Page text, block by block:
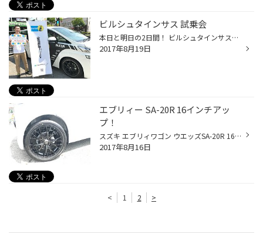
ビルシュタインサス 試乗会
本日と明日の2日間！ ビルシュタインサスB14装着車ヴェルファイアの試乗会を開催中です！ ローダウン、ふらつきを抑え、安定感バツグンの走りを試乗してみて下さい。
2017年8月19日
エブリィー SA-20R 16インチアッ
プ！
スズキ エブリィワゴン ウエッズSA-20R 16インチアップ！新しいブラッククリアー塗装が高級感溢れてます。 タイヤは、プレイズPX-C装着！ふらつきを抑え直進性もバツグンです！
2017年8月16日
< 1 2 >